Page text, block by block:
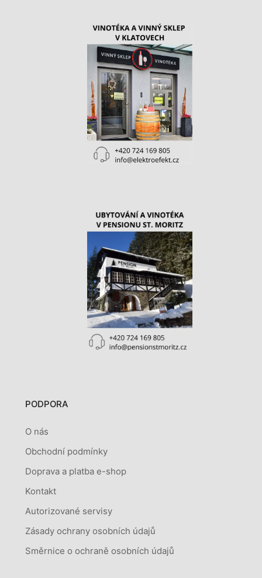
PODPORA
O nás
Obchodní podmínky
Doprava a platba e-shop
Kontakt
Autorizované servisy
Zásady ochrany osobních údajů
Směrnice o ochraně osobních údajů